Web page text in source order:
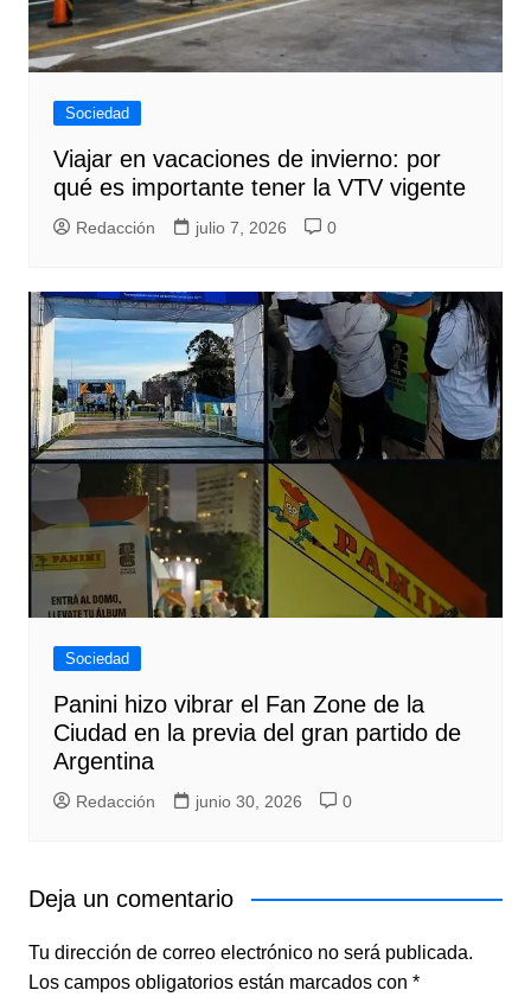
Sociedad
Viajar en vacaciones de invierno: por
qué es importante tener la VTV vigente
Redacción julio 7, 2026 0
Sociedad
Panini hizo vibrar el Fan Zone de la
Ciudad en la previa del gran partido de
Argentina
Redacción junio 30, 2026 0
Deja un comentario
Tu dirección de correo electrónico no será publicada.
Los campos obligatorios están marcados con *